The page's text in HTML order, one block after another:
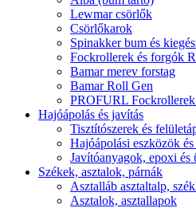
Lewmar csörlők
Csörlőkarok
Spinakker bum és
Fockrollerek és forgók
Bamar merev forstag
Bamar Roll Gen
PROFURL
Hajóápolás és javítás
Tisztítószerek és
Hajóápolási eszközök
Javítóanyagok, epoxi és
Székek, asztalok, párnák
Asztalláb asztaltalp,
Asztalok, asztallapok